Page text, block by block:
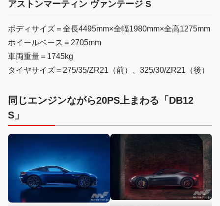
アストンマーティン ヴァンテージ S
ボディサイズ＝全長4495mm×全幅1980mm×全高1275mm
ホイールベース＝2705mm
車両重量＝1745kg
タイヤサイズ＝275/35/ZR21（前）、325/30/ZR21（後）
同じエンジンながら20PS上まわる「DB12
S」